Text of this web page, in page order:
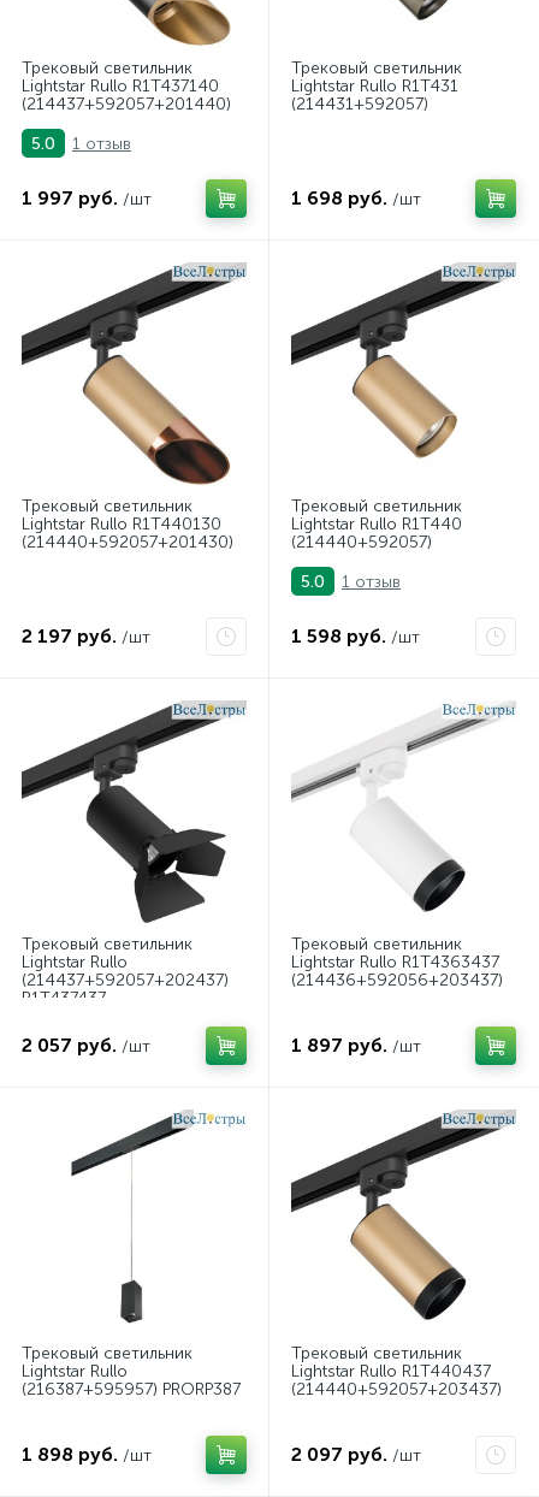
Трековый светильник
Lightstar Rullo R1T437140
(214437+592057+201440)
5.0
1 отзыв
1 997 руб. /шт
Трековый светильник
Lightstar Rullo R1T431
(214431+592057)
1 698 руб. /шт
Трековый светильник
Lightstar Rullo R1T440130
(214440+592057+201430)
2 197 руб. /шт
Трековый светильник
Lightstar Rullo R1T440
(214440+592057)
5.0
1 отзыв
1 598 руб. /шт
Трековый светильник
Lightstar Rullo
(214437+592057+202437)
R1T437437
2 057 руб. /шт
Трековый светильник
Lightstar Rullo R1T4363437
(214436+592056+203437)
1 897 руб. /шт
Трековый светильник
Lightstar Rullo
(216387+595957) PRORP387
1 898 руб. /шт
Трековый светильник
Lightstar Rullo R1T440437
(214440+592057+203437)
2 097 руб. /шт